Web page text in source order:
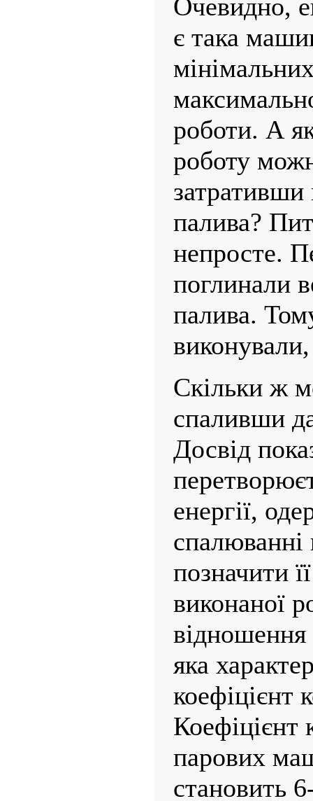
Очевидно,
є така
роботи. А
роботу
затративши
палива?
непросте.
поглинали
палива.
Скільки ж
спаливши
Досвід
енергії,
позначити
виконаної
яка
коефіцієнт
Коефіцієнт
парових
становить